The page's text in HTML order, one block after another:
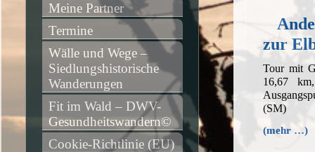
zur
Tour mit
16,67
(SM)
(mehr …)
Meine Partner
Termine
Wälle und Wege –
Siedlungshistorische
Wanderungen
Fit im Wald – DWV-
Gesundheitswandern©
Cookie-Richtlinie (EU)